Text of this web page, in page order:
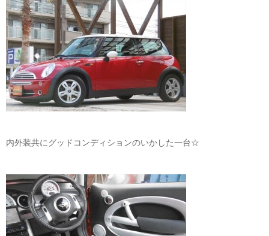
内外装共にグッドコンディションのいかした一台☆